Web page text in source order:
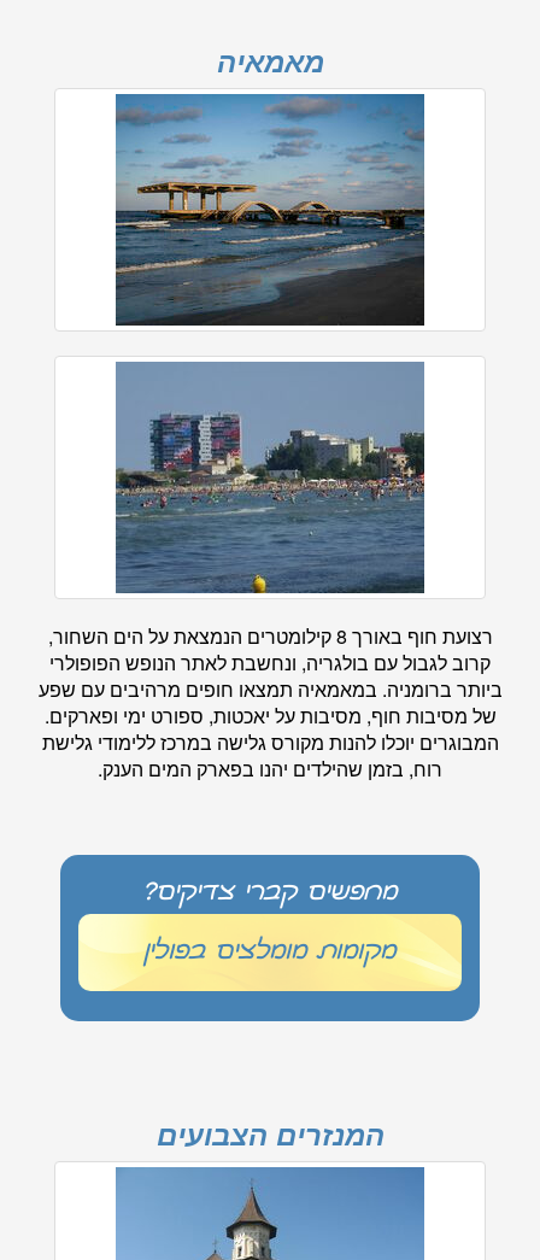
מאמאיה
רצועת חוף באורך 8 קילומטרים הנמצאת על הים השחור,
קרוב לגבול עם בולגריה, ונחשבת לאתר הנופש הפופולרי
ביותר ברומניה. במאמאיה תמצאו חופים מרהיבים עם שפע
של מסיבות חוף, מסיבות על יאכטות, ספורט ימי ופארקים.
המבוגרים יוכלו להנות מקורס גלישה במרכז ללימודי גלישת
רוח, בזמן שהילדים יהנו בפארק המים הענק.
מחפשים קברי צדיקים?
מקומות מומלצים בפולין
המנזרים הצבועים